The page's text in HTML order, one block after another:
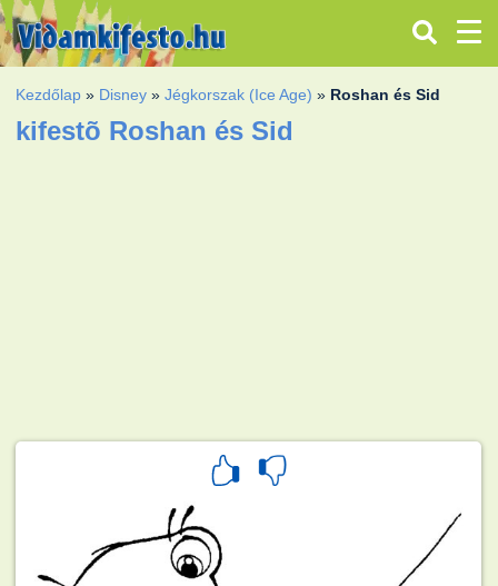
Kezdőlap » Disney »Jégkorszak (Ice Age) » Roshan és Sid
kifestõ Roshan és Sid